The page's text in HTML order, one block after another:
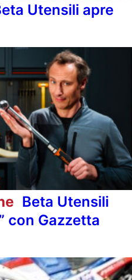
Utensili apre
Beta Utensili
con Gazzetta